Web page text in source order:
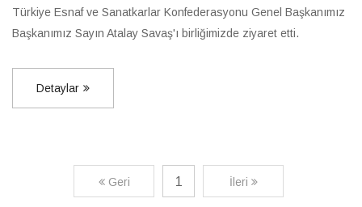
Türkiye Esnaf ve Sanatkarlar Konfederasyonu Genel Başkanımız
Başkanımız Sayın Atalay Savaş'ı birliğimizde ziyaret etti.
Detaylar
Geri 1 İleri